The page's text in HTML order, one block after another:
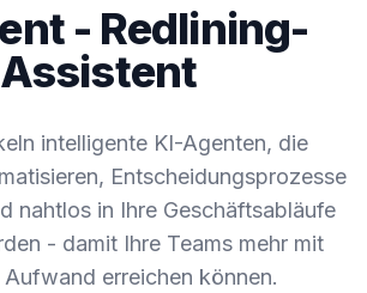
- Redlining-
Assistent
intelligente KI-Agenten, die
Entscheidungsprozesse
nahtlos in Ihre Geschäftsabläufe
- damit Ihre Teams mehr mit
erreichen können.